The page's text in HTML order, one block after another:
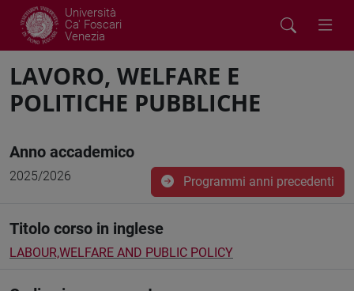
Università
Ca' Foscari
Venezia
LAVORO, WELFARE E
POLITICHE PUBBLICHE
Anno accademico
2025/2026 Programmi anni precedenti
Titolo corso in inglese
LABOUR,WELFARE AND PUBLIC POLICY